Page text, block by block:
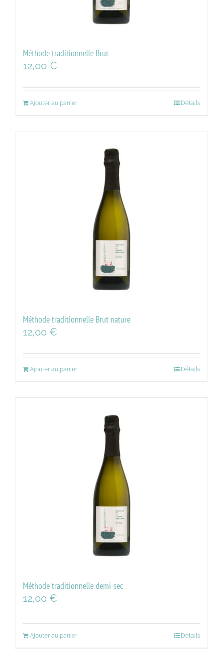
Méthode traditionnelle Brut
12,00 €
Ajouter au panier Détails
Méthode traditionnelle Brut nature
12,00 €
Ajouter au panier Détails
Méthode traditionnelle demi-sec
12,00 €
Ajouter au panier Détails